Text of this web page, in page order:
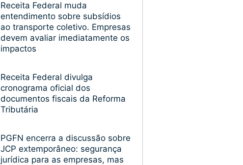
Receita Federal muda
entendimento sobre subsídios
ao transporte coletivo. Empresas
devem avaliar imediatamente os
impactos
Receita Federal divulga
cronograma oficial dos
documentos fiscais da Reforma
Tributária
PGFN encerra a discussão sobre
JCP extemporâneo: segurança
jurídica para as empresas, mas